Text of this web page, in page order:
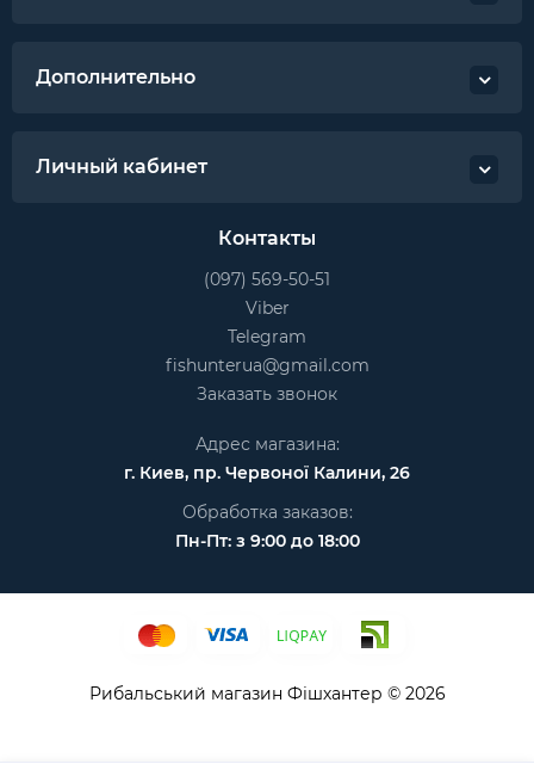
Дополнительно
Личный кабинет
Контакты
(097) 569-50-51
Viber
Telegram
fishunterua@gmail.com
Заказать звонок
Адрес магазина:
г. Киев, пр. Червоної Калини, 26
Обработка заказов:
Пн-Пт: з 9:00 до 18:00
Рибальський магазин Фішхантер © 2026